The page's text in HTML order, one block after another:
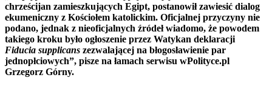
chrześcijan zamieszkujących Egipt, postanowił zawiesić dialog
ekumeniczny z Kościołem katolickim. Oficjalnej przyczyny nie
podano, jednak z nieoficjalnych źródeł wiadomo, że powodem
takiego kroku było ogłoszenie przez Watykan deklaracji
Fiducia supplicans zezwalającej na błogosławienie par
jednopłciowych”, pisze na łamach serwisu wPolityce.pl
Grzegorz Górny.